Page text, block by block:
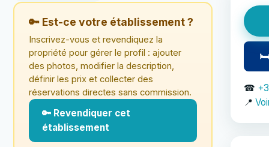
🔑 Est-ce votre établissement ?
Inscrivez-vous et revendiquez la
propriété pour gérer le profil : ajouter
des photos, modifier la description,
définir les prix et collecter des
réservations directes sans commission.
🔑 Revendiquer cet
établissement
🛏
☎
📍